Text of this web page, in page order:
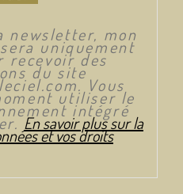
newsletter, mon
uniquement
recevoir des
du site
Vous
utiliser le
intégré
En savoir plus sur la
et vos droits